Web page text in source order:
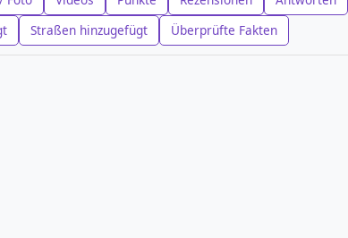
Straßen hinzugefügt Überprüfte Fakten